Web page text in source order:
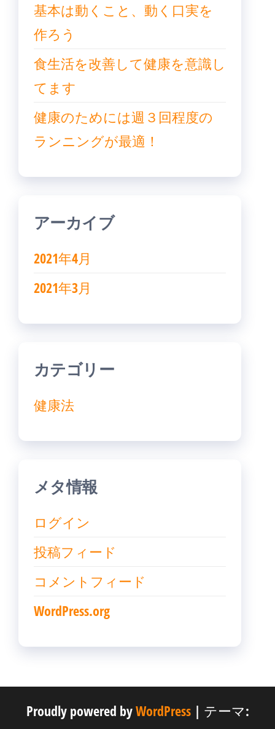
基本は動くこと、動く口実を
作ろう
食生活を改善して健康を意識し
てます
健康のためには週３回程度の
ランニングが最適！
アーカイブ
2021年4月
2021年3月
カテゴリー
健康法
メタ情報
ログイン
投稿フィード
コメントフィード
WordPress.org
Proudly powered byWordPress | テーマ: